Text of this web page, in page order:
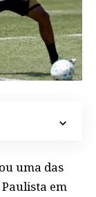
uma das
em